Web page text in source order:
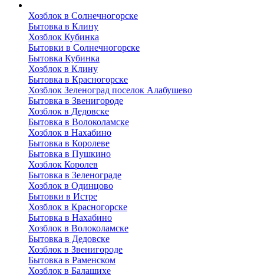
Хозблок в Солнечногорске
Бытовка в Клину
Хозблок Кубинка
Бытовки в Солнечногорске
Бытовка Кубинка
Хозблок в Клину
Бытовка в Красногорске
Хозблок Зеленоград поселок Алабушево
Бытовка в Звенигороде
Хозблок в Дедовске
Бытовка в Волоколамске
Хозблок в Нахабино
Бытовка в Королеве
Бытовкa в Пушкино
Хозблок Королев
Бытовка в Зеленограде
Хозблок в Одинцово
Бытовки в Истре
Хозблок в Красногорске
Бытовка в Нахабино
Хозблок в Волоколамске
Бытовкa в Дедовске
Хозблок в Звенигороде
Бытовка в Раменском
Хозблок в Балашихе